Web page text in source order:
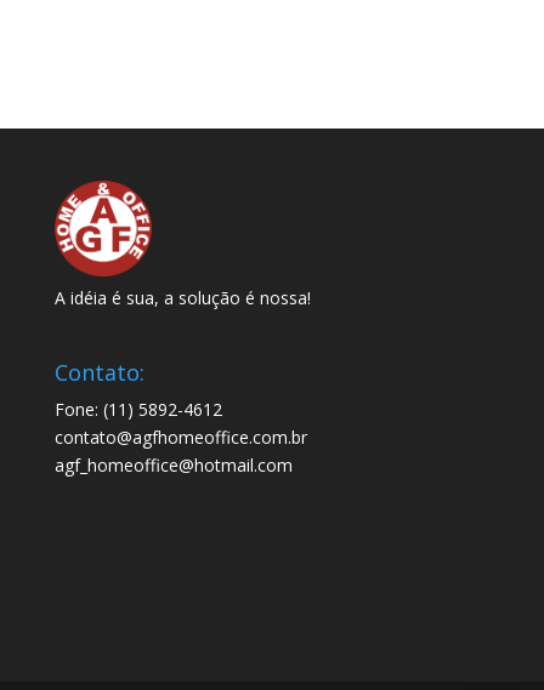
A idéia é sua, a solução é nossa!
Contato:
Fone: (11) 5892-4612
contato@agfhomeoffice.com.br
agf_homeoffice@hotmail.com